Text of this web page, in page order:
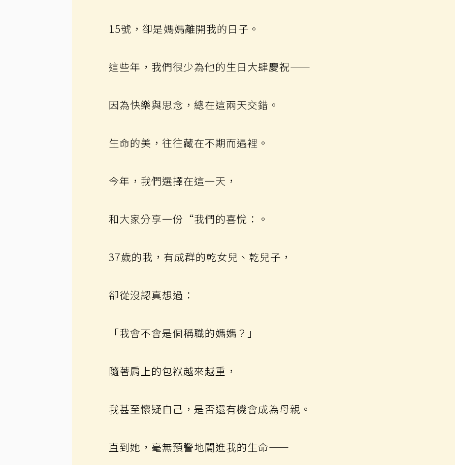
15號，卻是媽媽離開我的日子。
這些年，我們很少為他的生日大肆慶祝——
因為快樂與思念，總在這兩天交錯。
生命的美，往往藏在不期而遇裡。
今年，我們選擇在這一天，
和大家分享一份“我們的喜悅：。
37歲的我，有成群的乾女兒、乾兒子，
卻從沒認真想過：
「我會不會是個稱職的媽媽？」
隨著肩上的包袱越來越重，
我甚至懷疑自己，是否還有機會成為母親。
直到她，毫無預警地闖進我的生命——